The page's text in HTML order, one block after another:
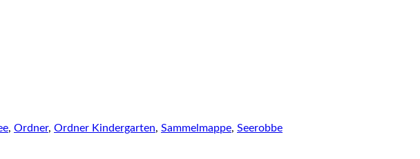
, Ordner, Ordner Kindergarten, Sammelmappe, Seerobbe